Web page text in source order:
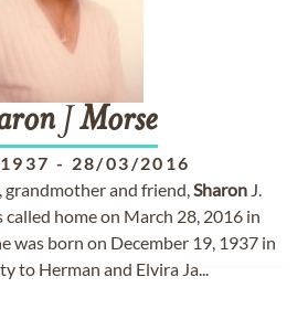
J Morse
- 28/03/2016
and friend,Sharon J.
called home on March 28, 2016 in
was born on December 19, 1937 in
to Herman and Elvira Ja...